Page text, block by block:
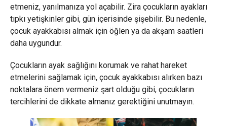
etmeniz, yanılmanıza yol açabilir. Zira çocukların ayakları
tıpkı yetişkinler gibi, gün içerisinde şişebilir. Bu nedenle,
çocuk ayakkabısı almak için öğlen ya da akşam saatleri
daha uygundur.
Çocukların ayak sağlığını korumak ve rahat hareket
etmelerini sağlamak için, çocuk ayakkabısı alırken bazı
noktalara önem vermeniz şart olduğu gibi, çocukların
tercihlerini de dikkate almanız gerektiğini unutmayın.